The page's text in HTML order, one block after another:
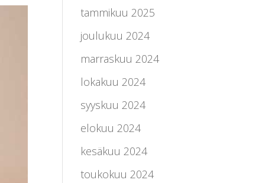
tammikuu 2025
joulukuu 2024
marraskuu 2024
lokakuu 2024
syyskuu 2024
elokuu 2024
kesäkuu 2024
toukokuu 2024